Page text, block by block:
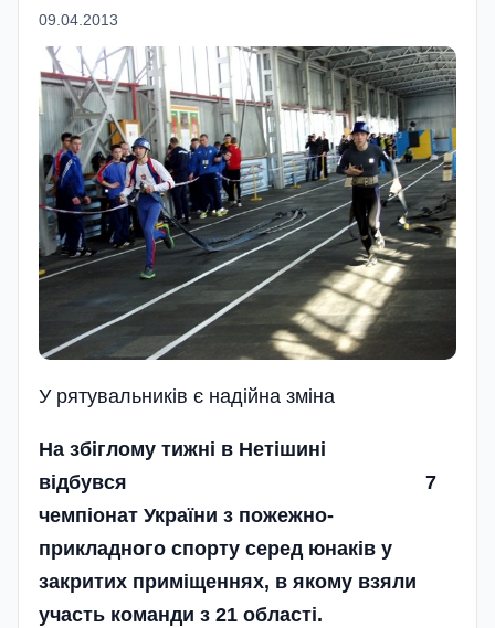
09.04.2013
У рятувальників є надійна зміна
На збіглому тижні в Нетішині
відбувся 7
чемпіонат України з пожежно-
прикладного спорту серед юнаків у
закритих приміщеннях, в якому взяли
участь команди з 21 області.